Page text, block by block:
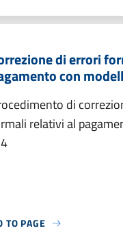
di errori
con
di
relativi al
TO PAGE